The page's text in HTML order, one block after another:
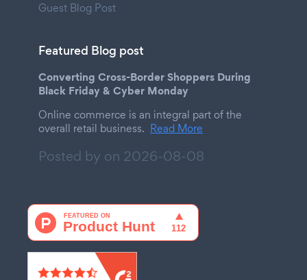
Guest Blog Post
Featured Blog post
Converting Cross-Border Shoppers During
Black Friday & Cyber Monday
Online commerce is an integral part of the
overall retail business. Read More
Posted by on 2026-08-08